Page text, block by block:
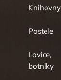
Knihovny
Postele
Lavice,
botníky